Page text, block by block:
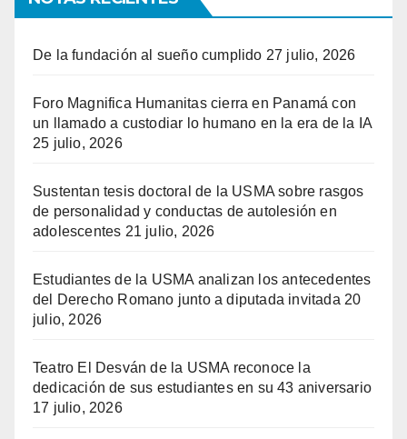
De la fundación al sueño cumplido 27 julio, 2026
Foro Magnifica Humanitas cierra en Panamá con
un llamado a custodiar lo humano en la era de la IA
25 julio, 2026
Sustentan tesis doctoral de la USMA sobre rasgos
de personalidad y conductas de autolesión en
adolescentes 21 julio, 2026
Estudiantes de la USMA analizan los antecedentes
del Derecho Romano junto a diputada invitada 20
julio, 2026
Teatro El Desván de la USMA reconoce la
dedicación de sus estudiantes en su 43 aniversario
17 julio, 2026